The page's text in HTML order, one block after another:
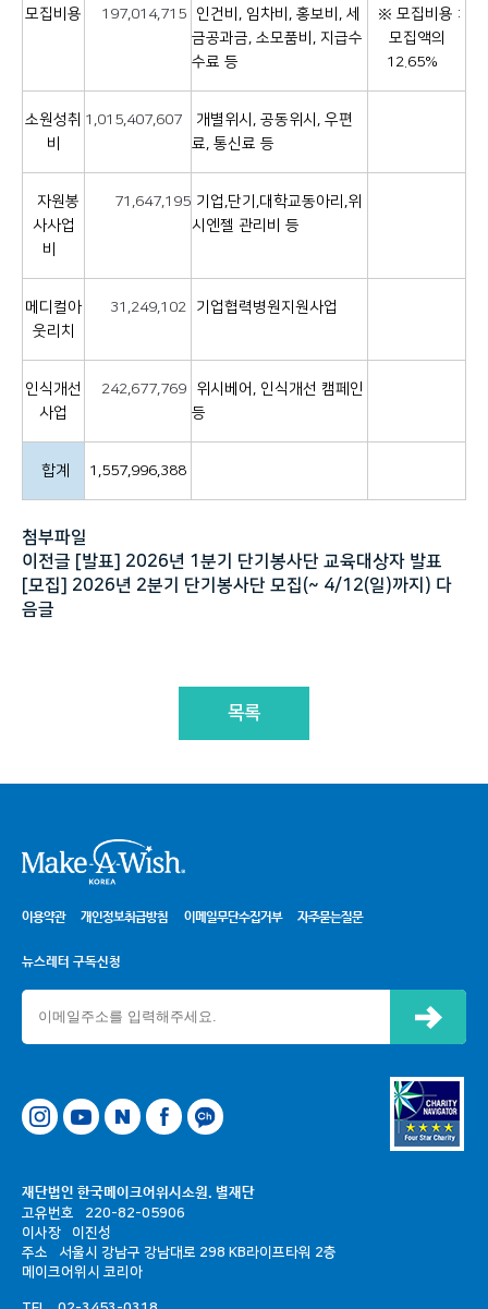
모집비용 197,014,715
인건비, 임차비, 홍보비, 세
금공과금, 소모품비, 지급수
수료 등
※ 모집비용 :
모집액의
12.65%
소원성취
비
1,015,407,607
개별위시, 공동위시, 우편
료, 통신료 등
자원봉
사사업
비
71,647,195 기업,단기,대학교동아리,위
시엔젤 관리비 등
메디컬아
웃리치
31,249,102 기업협력병원지원사업
인식개선
사업
242,677,769
위시베어, 인식개선 캠페인
등
합계 1,557,996,388
첨부파일
이전글 [발표] 2026년 1분기 단기봉사단 교육대상자 발표
[모집] 2026년 2분기 단기봉사단 모집(~ 4/12(일)까지) 다
음글
목록
이용약관 개인정보취급방침 이메일무단수집거부 자주묻는질문
뉴스레터 구독신청
이버페이스북카카오톡 채널
재단법인 한국메이크어위시소원. 별재단
고유번호
220-82-05906
이사장
이진성
주소
서울시 강남구 강남대로 298 KB라이프타워 2층
메이크어위시 코리아